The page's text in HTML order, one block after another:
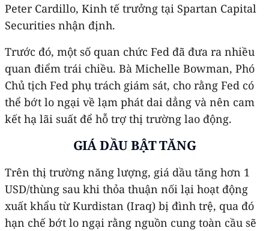
Peter Cardillo, Kinh tế trưởng tại Spartan Capital
Securities nhận định.
Trước đó, một số quan chức Fed đã đưa ra nhiều
quan điểm trái chiều. Bà Michelle Bowman, Phó
Chủ tịch Fed phụ trách giám sát, cho rằng Fed có
thể bớt lo ngại về lạm phát dai dẳng và nên cam
kết hạ lãi suất để hỗ trợ thị trường lao động.
GIÁ DẦU BẬT TĂNG
Trên thị trường năng lượng, giá dầu tăng hơn 1
USD/thùng sau khi thỏa thuận nối lại hoạt động
xuất khẩu từ Kurdistan (Iraq) bị đình trệ, qua đó
hạn chế bớt lo ngại rằng nguồn cung toàn cầu sẽ